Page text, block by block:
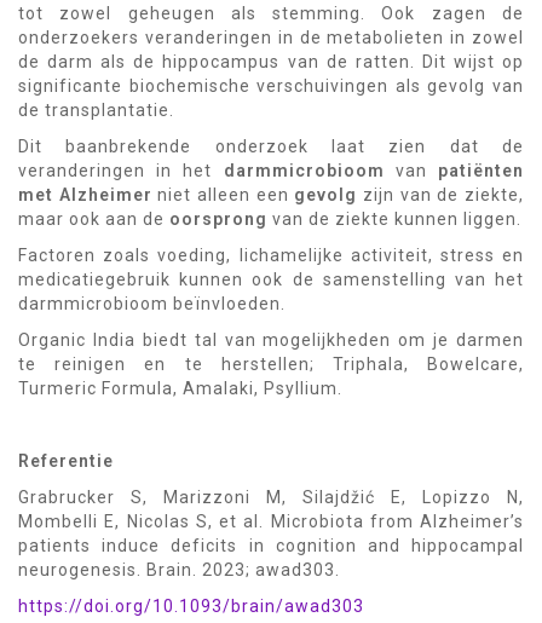
tot zowel geheugen als stemming. Ook zagen de
onderzoekers veranderingen in de metabolieten in zowel
de darm als de hippocampus van de ratten. Dit wijst op
significante biochemische verschuivingen als gevolg van
de transplantatie.
Dit baanbrekende onderzoek laat zien dat de
veranderingen in het darmmicrobioom van patiënten
met Alzheimer niet alleen een gevolg zijn van de ziekte,
maar ook aan de oorsprong van de ziekte kunnen liggen.
Factoren zoals voeding, lichamelijke activiteit, stress en
medicatiegebruik kunnen ook de samenstelling van het
darmmicrobioom beïnvloeden.
Organic India biedt tal van mogelijkheden om je darmen
te reinigen en te herstellen; Triphala, Bowelcare,
Turmeric Formula, Amalaki, Psyllium.
Referentie
Grabrucker S, Marizzoni M, Silajdžić E, Lopizzo N,
Mombelli E, Nicolas S, et al. Microbiota from Alzheimer’s
patients induce deficits in cognition and hippocampal
neurogenesis. Brain. 2023; awad303.
https://doi.org/10.1093/brain/awad303